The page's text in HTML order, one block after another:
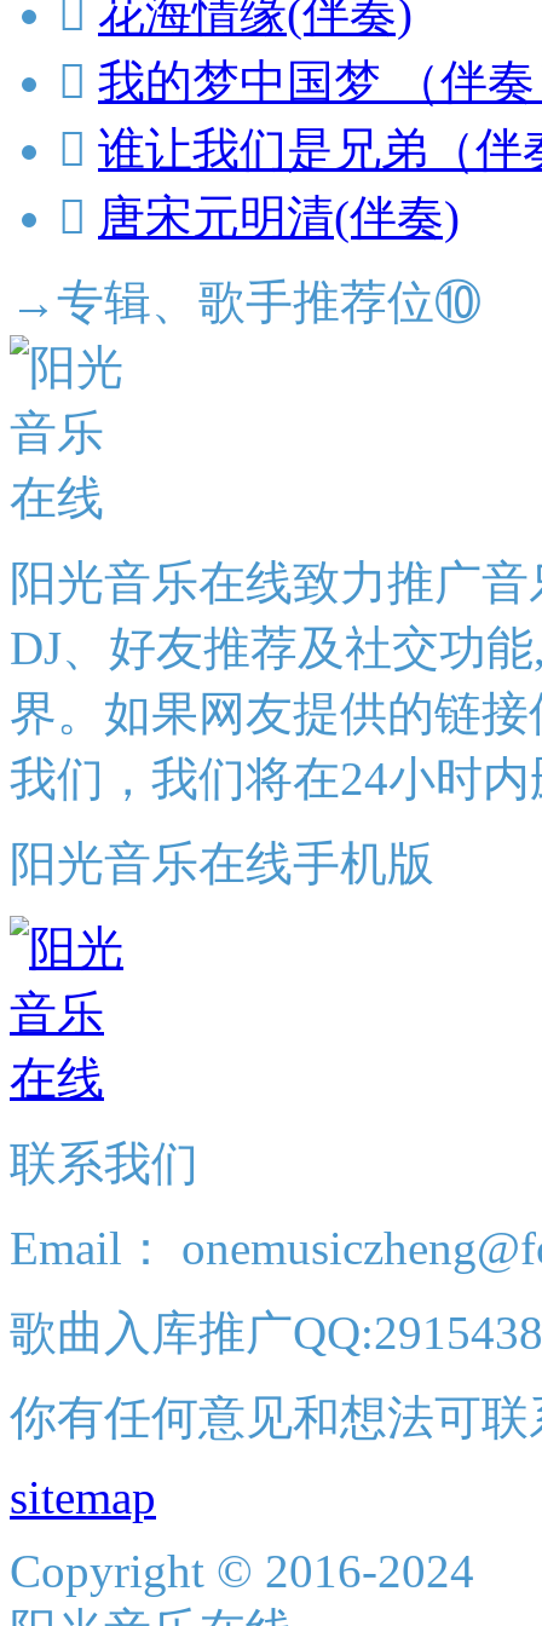
 花海情缘(伴奏)
 我的梦中国梦 （伴
 谁让我们是兄弟（伴
 唐宋元明清(伴奏)
→专辑、歌手推荐位⑩
阳光音乐在线致力推广
DJ、好友推荐及社交功
界。如果网友提供的链
我们，我们将在24小时
阳光音乐在线手机版
联系我们
Email：
歌曲入库推广
你有任何意见和想法可
sitemap
Copyright © 2016-2024